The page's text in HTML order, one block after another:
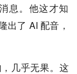
息。他这才知
出了 AI 配音，
几乎无果。这